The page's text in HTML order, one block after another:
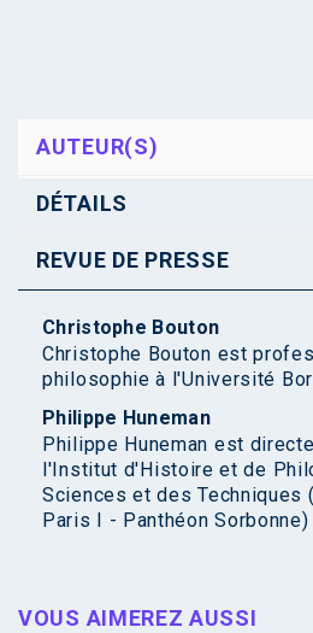
AUTEUR(S)
DÉTAILS
REVUE DE PRESSE
Christophe Bouton
Christophe Bouton est
philosophie à l'Université
Philippe Huneman
Philippe Huneman est
l'Institut d'Histoire et de
Sciences et des Techniques
Paris I - Panthéon Sorbonne)
VOUS AIMEREZ AUSSI